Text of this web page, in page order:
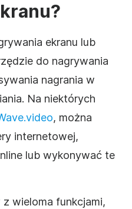
ekranu lub
do nagrywania
nagrania w
Na niektórych
, można
internetowej,
lub wykonywać te
wieloma funkcjami,